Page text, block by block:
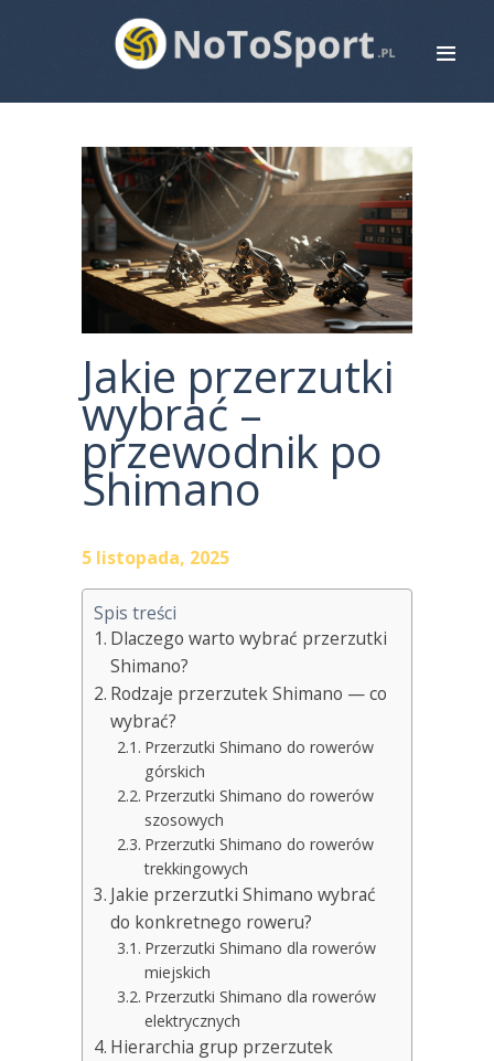
STRONA GŁÓWNA
ROWERY
BIEGANIE
PIŁKA NOŻNA
SIATKÓWKA
KONTAKTJakie przerzutki
wybrać –
przewodnik po
Shimano
5 listopada, 2025
Spis treści
Dlaczego warto wybrać przerzutki
Shimano?
Rodzaje przerzutek Shimano — co
wybrać?
Przerzutki Shimano do rowerów
górskich
Przerzutki Shimano do rowerów
szosowych
Przerzutki Shimano do rowerów
trekkingowych
Jakie przerzutki Shimano wybrać
do konkretnego roweru?
Przerzutki Shimano dla rowerów
miejskich
Przerzutki Shimano dla rowerów
elektrycznych
Hierarchia grup przerzutek